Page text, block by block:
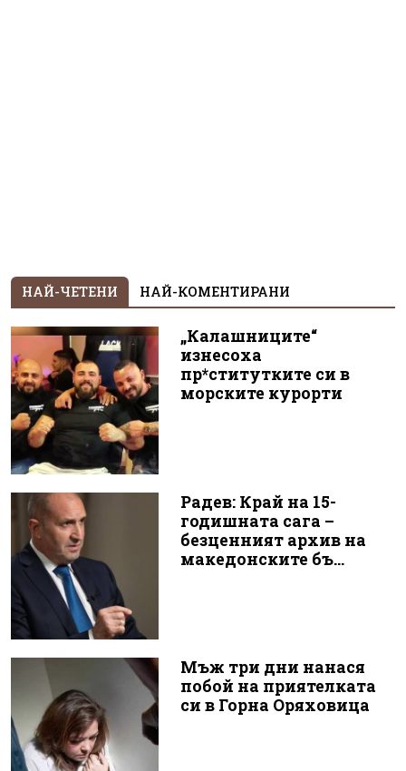
НАЙ-ЧЕТЕНИ НАЙ-КОМЕНТИРАНИ
„Калашниците“
изнесоха
пр*ститутките си в
морските курорти
Радев: Край на 15-
годишната сага –
безценният архив на
македонските бъ...
Мъж три дни нанася
побой на приятелката
си в Горна Оряховица